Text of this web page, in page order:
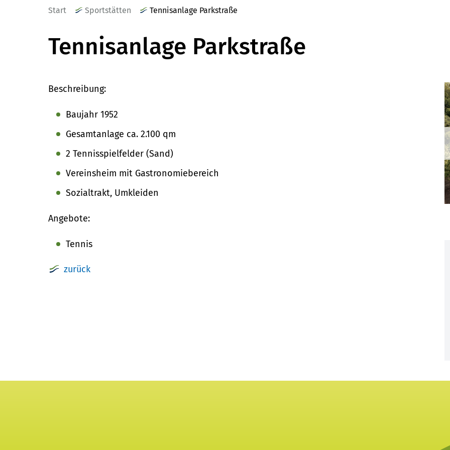
Start Sportstätten Tennisanlage Parkstraße
Tennisanlage Parkstraße
Beschreibung:
Baujahr 1952
Gesamtanlage ca. 2.100 qm
2 Tennisspielfelder (Sand)
Vereinsheim mit Gastronomiebereich
Sozialtrakt, Umkleiden
Angebote:
Tennis
zurück